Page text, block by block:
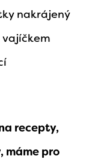
nakrájený
recepty,
máme pro